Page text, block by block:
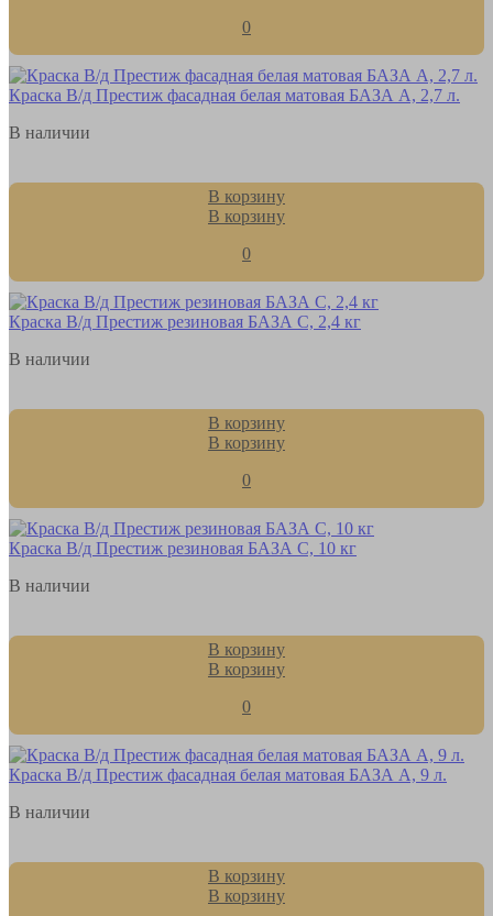
0
Краска В/д Престиж фасадная белая матовая БАЗА А, 2,7 л.
В наличии
В корзину
В корзину
0
Краска В/д Престиж резиновая БАЗА С, 2,4 кг
В наличии
В корзину
В корзину
0
Краска В/д Престиж резиновая БАЗА С, 10 кг
В наличии
В корзину
В корзину
0
Краска В/д Престиж фасадная белая матовая БАЗА А, 9 л.
В наличии
В корзину
В корзину